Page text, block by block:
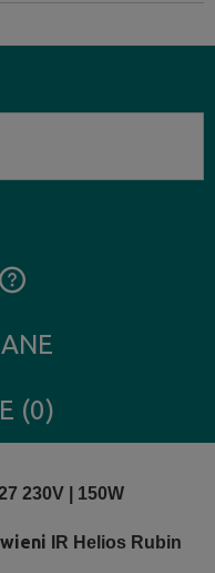
PŁATNOŚCI
(0)
230V | 150W
IR Helios Rubin